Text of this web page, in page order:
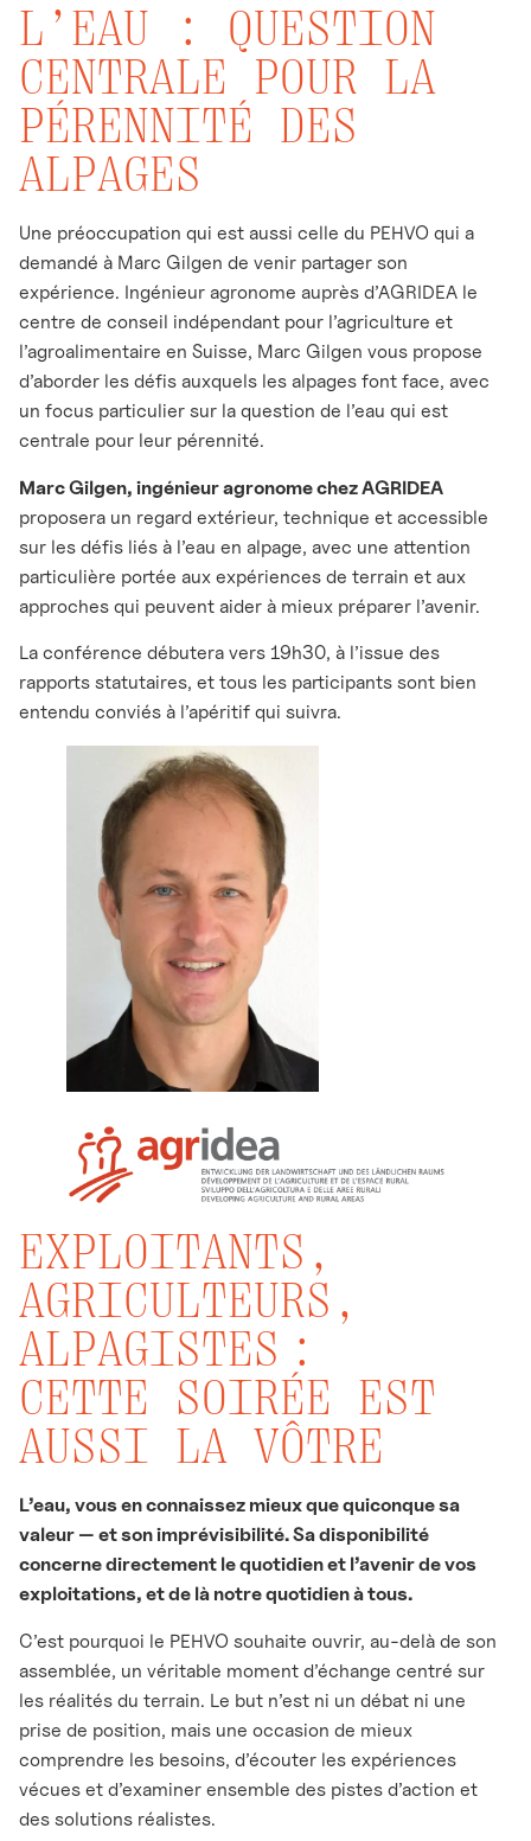
L’EAU : QUESTION
CENTRALE POUR LA
PÉRENNITÉ DES
ALPAGES
Une préoccupation qui est aussi celle du PEHVO qui a
demandé à Marc Gilgen de venir partager son
expérience. Ingénieur agronome auprès d’AGRIDEA le
centre de conseil indépendant pour l’agriculture et
l’agroalimentaire en Suisse, Marc Gilgen vous propose
d’aborder les défis auxquels les alpages font face, avec
un focus particulier sur la question de l’eau qui est
centrale pour leur pérennité.
Marc Gilgen, ingénieur agronome chez AGRIDEA
proposera un regard extérieur, technique et accessible
sur les défis liés à l’eau en alpage, avec une attention
particulière portée aux expériences de terrain et aux
approches qui peuvent aider à mieux préparer l’avenir.
La conférence débutera vers 19h30, à l’issue des
rapports statutaires, et tous les participants sont bien
entendu conviés à l’apéritif qui suivra.
EXPLOITANTS,
AGRICULTEURS,
ALPAGISTES :
CETTE SOIRÉE EST
AUSSI LA VÔTRE
L’eau, vous en connaissez mieux que quiconque sa
valeur — et son imprévisibilité. Sa disponibilité
concerne directement le quotidien et l’avenir de vos
exploitations, et de là notre quotidien à tous.
C’est pourquoi le PEHVO souhaite ouvrir, au-delà de son
assemblée, un véritable moment d’échange centré sur
les réalités du terrain. Le but n’est ni un débat ni une
prise de position, mais une occasion de mieux
comprendre les besoins, d’écouter les expériences
vécues et d’examiner ensemble des pistes d’action et
des solutions réalistes.